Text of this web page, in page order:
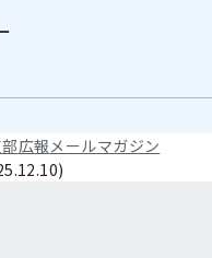
広報メールマガジン